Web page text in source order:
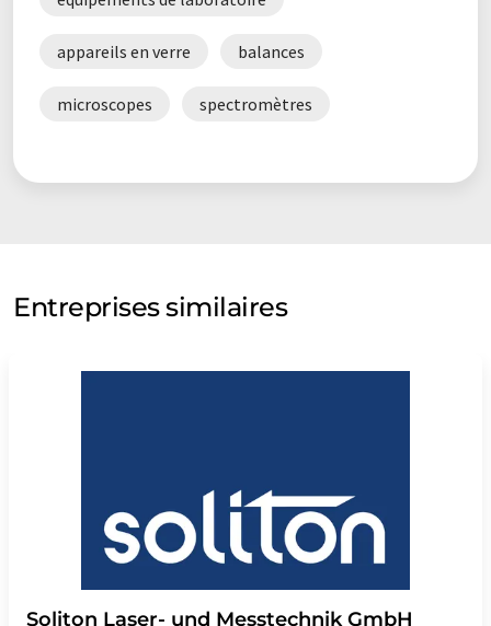
appareils en verre balances
microscopes spectromètres
Entreprises similaires
Soliton Laser- und Messtechnik GmbH